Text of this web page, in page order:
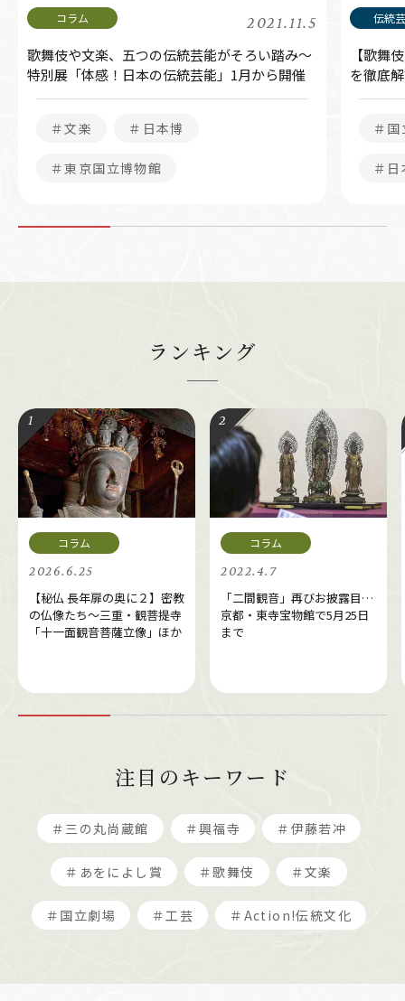
2021.11.5
歌舞伎や文楽、五つの伝統芸能がそろい踏み～
特別展「体感！日本の伝統芸能」1月から開催
＃文楽 ＃日本博
＃東京国立博物館
【歌舞
を徹底
＃
＃
ランキング
2026.6.25
【秘仏 長年扉の奥に２】密教
の仏像たち～三重・観菩提寺
「十一面観音菩薩立像」ほか
2022.4.7
「二間観音」再びお披露目…
京都・東寺宝物館で5月25日
まで
注目のキーワード
＃三の丸尚蔵館 ＃興福寺 ＃伊藤若冲
＃あをによし賞 ＃歌舞伎 ＃文楽
＃国立劇場 ＃工芸 ＃Action!伝統文化